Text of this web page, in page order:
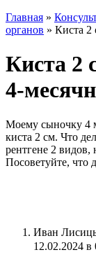
Главная »
органов » Киста 2
Киста 2
4-
Моему сыночку 4
киста 2 см. Что
рентгене 2
Посоветуйте, что
Иван
12.02.2024 в